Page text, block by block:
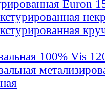
Euron
100% Vis